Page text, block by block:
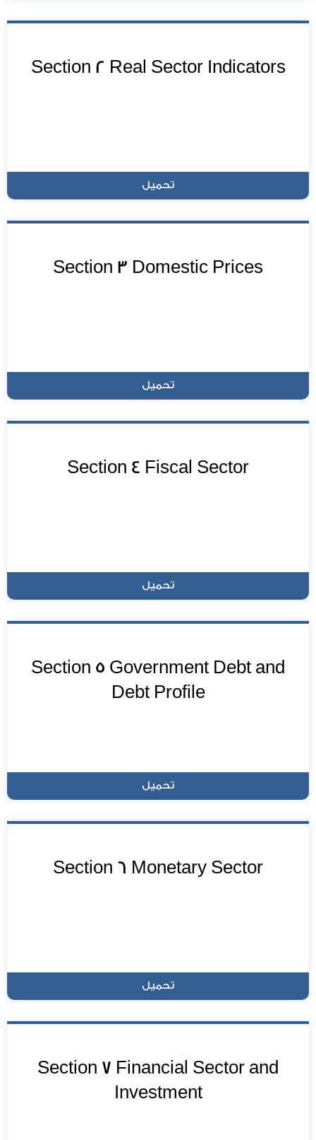
Section 2 Real Sector Indicators
تحميل
Section 3 Domestic Prices
تحميل
Section 4 Fiscal Sector
تحميل
Section 5 Government Debt and
Debt Profile
تحميل
Section 6 Monetary Sector
تحميل
Section 7 Financial Sector and
Investment